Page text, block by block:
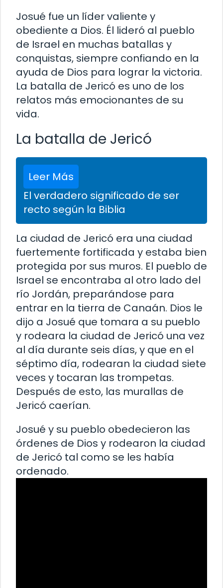
Josué fue un líder valiente y
obediente a Dios. Él lideró al pueblo
de Israel en muchas batallas y
conquistas, siempre confiando en la
ayuda de Dios para lograr la victoria.
La batalla de Jericó es uno de los
relatos más emocionantes de su
vida.
La batalla de Jericó
Leer Más
El verdadero significado de ser
recto según la Biblia
La ciudad de Jericó era una ciudad
fuertemente fortificada y estaba bien
protegida por sus muros. El pueblo de
Israel se encontraba al otro lado del
río Jordán, preparándose para
entrar en la tierra de Canaán. Dios le
dijo a Josué que tomara a su pueblo
y rodeara la ciudad de Jericó una vez
al día durante seis días, y que en el
séptimo día, rodearan la ciudad siete
veces y tocaran las trompetas.
Después de esto, las murallas de
Jericó caerían.
Josué y su pueblo obedecieron las
órdenes de Dios y rodearon la ciudad
de Jericó tal como se les había
ordenado.